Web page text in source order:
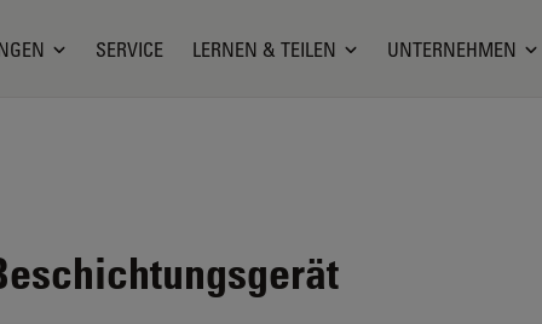
SERVICE LERNEN & TEILEN UNTERNEHMEN